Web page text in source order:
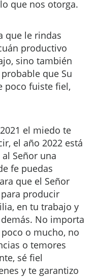
que nos otorga.
que le rindas
productivo
sino también
que Su
poco fuiste fiel,
el miedo te
el año 2022 está
Señor una
fe puedas
que el Señor
producir
en tu trabajo y
No importa
o mucho, no
o temores
sé fiel
y te garantizo